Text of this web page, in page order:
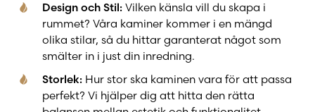
Renovering
Råd inför köp
Design och Stil: Vilken känsla vill du skapa i
rummet? Våra kaminer kommer i en mängd
olika stilar, så du hittar garanterat något som
smälter in i just din inredning.
Storlek: Hur stor ska kaminen vara för att passa
perfekt? Vi hjälper dig att hitta den rätta